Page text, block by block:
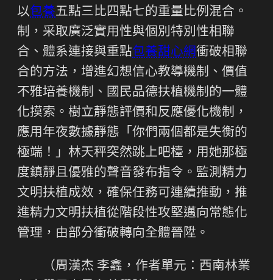
以包養五點三比四點七的重量比例混合。
制，采取廣泛實用性與個別特別性相聯
合、體系連接與重點包養甜心網衝破相聯
合的方法，增進幻想信心教導機制、價值
不雅培養機制、國民品德扶植機制的一體
化摸索。樹立靜態評價和反應優化機制，
應用年夜數據靜態「你們兩個都是失衡的
極端！」林天秤突然跳上吧檯，用她那極
度鎮靜且優雅的聲音發布指令。監測精力
文明扶植成效，確保任務可連續推動，推
進精力文明扶植從階段性攻堅邁向常態化
管理，由部分衝破轉向全體晉陞。
（周漢杰 李鑫，作者單元：西南林業